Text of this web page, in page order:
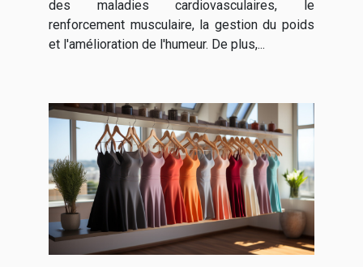
des maladies cardiovasculaires, le
renforcement musculaire, la gestion du poids
et l'amélioration de l'humeur. De plus,...